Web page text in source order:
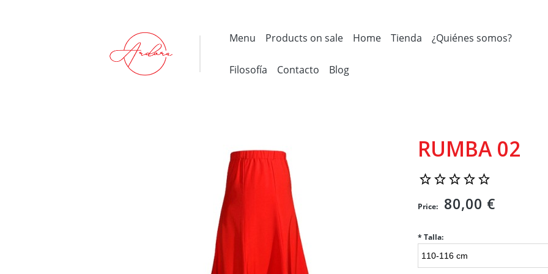
Menu Products on sale Home Tienda ¿Quiénes somos?
Filosofía Contacto Blog
RUMBA 02
Price: 80,00 €
* Talla: